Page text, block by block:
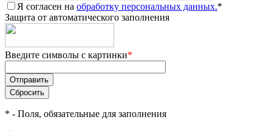
Я согласен на обработку персональных данных.*
Защита от автоматического заполнения
Введите символы с картинки*
* - Поля, обязательные для заполнения